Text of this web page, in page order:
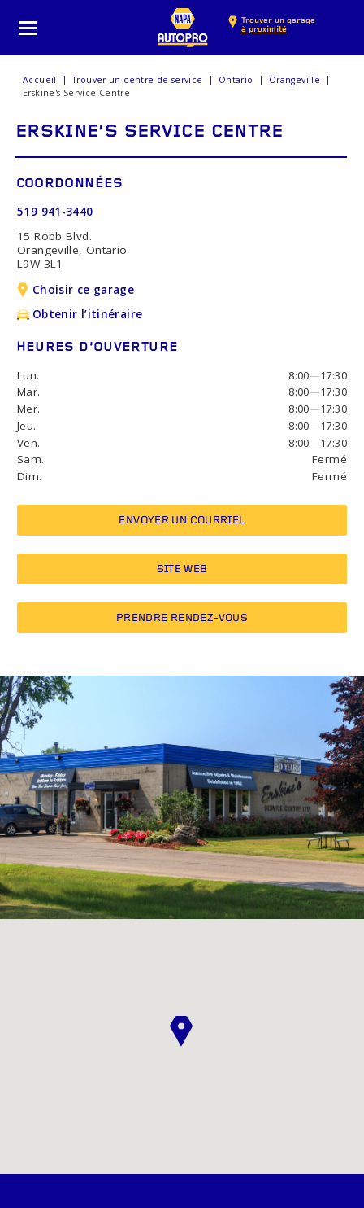
Trouver un garage
à proximité
Accueil Trouver un centre de service Ontario
Orangeville
Erskine's Service Centre
ERSKINE'S SERVICE CENTRE
COORDONNÉES
519 941-3440
15 Robb Blvd.
Orangeville, Ontario
L9W 3L1
Choisir ce garage
Obtenir l’itinéraire
HEURES D’OUVERTURE
Lun. 8:00—17:30
Mar.
8:00—17:30
Mer.
8:00—17:30
Jeu.
8:00—17:30
Ven.
8:00—17:30
Sam.
Fermé
Dim.
Fermé
ENVOYER UN COURRIEL
SITE WEB
PRENDRE RENDEZ-VOUS